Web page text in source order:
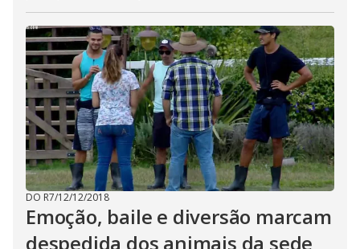
DO R7/12/12/2018
Emoção, baile e diversão marcam
despedida dos animais da sede